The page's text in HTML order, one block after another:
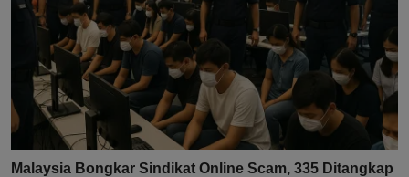
Malaysia Bongkar Sindikat Online Scam, 335 Ditangkap